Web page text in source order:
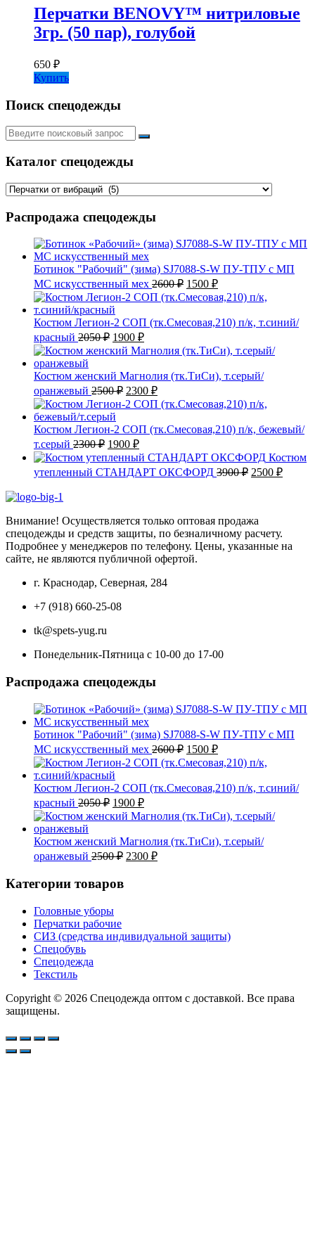
Перчатки BENOVY™ нитриловые
3гр. (50 пар), голубой
650 ₽
Купить
Поиск спецодежды
Искать:
Каталог спецодежды
Распродажа спецодежды
Ботинок "Рабочий" (зима) SJ7088-S-W ПУ-ТПУ с МП
МС искусственный мех 2600₽ Первоначальная
цена
составляла
2600 ₽.
1500 ₽Текущая
цена:
Костюм Легион-2 СОП (тк.Смесовая,210) п/к, т.синий/
красный 2050₽ Первоначальная
цена
составляла
2050 ₽.
1900 ₽Текущая
цена:
Костюм женский Магнолия (тк.ТиСи), т.серый/
оранжевый 2500₽ Первоначальная
цена
составляла
2500 ₽.
2300 ₽Текущая
цена:
Костюм Легион-2 СОП (тк.Смесовая,210) п/к, бежевый/
т.серый 2300₽ Первоначальная
цена
составляла
2300 ₽.
1900 ₽Текущая
цена:
1900 ₽.
Костюм
утепленный СТАНДАРТ ОКСФОРД 3900₽ 2500 ₽
Внимание! Осуществляется только оптовая продажа
спецодежды и средств защиты, по безналичному расчету.
Подробнее у менеджеров по телефону. Цены, указанные на
сайте, не являются публичной офертой.
г. Краснодар, Северная, 284
+7 (918) 660-25-08
tk@spets-yug.ru
Понедельник-Пятница с 10-00 до 17-00
Распродажа спецодежды
Ботинок "Рабочий" (зима) SJ7088-S-W ПУ-ТПУ с МП
МС искусственный мех 2600₽ Первоначальная
цена
составляла
2600 ₽.
1500 ₽Текущая
цена:
Костюм Легион-2 СОП (тк.Смесовая,210) п/к, т.синий/
красный 2050₽ Первоначальная
цена
составляла
2050 ₽.
1900 ₽Текущая
цена:
Костюм женский Магнолия (тк.ТиСи), т.серый/
оранжевый 2500₽ Первоначальная
2300 ₽Текущая
Категории товаров
Головные уборы
Перчатки рабочие
СИЗ (средства индивидуальной защиты)
Спецобувь
Спецодежда
Текстиль
Copyright © 2026 Спецодежда оптом с доставкой. Все права
защищены.